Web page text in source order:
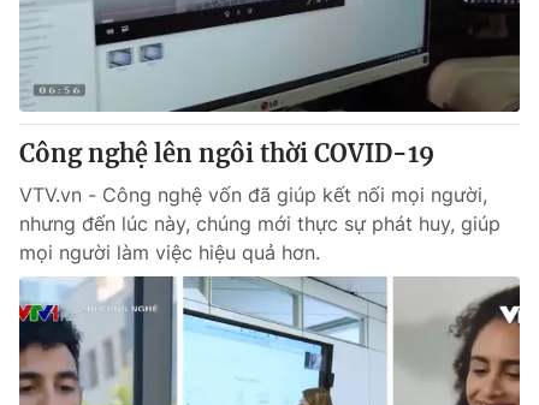
Công nghệ lên ngôi thời COVID-19
VTV.vn - Công nghệ vốn đã giúp kết nối mọi người,
nhưng đến lúc này, chúng mới thực sự phát huy, giúp
mọi người làm việc hiệu quả hơn.